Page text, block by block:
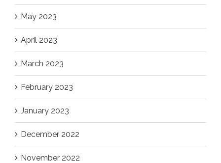
May 2023
April 2023
March 2023
February 2023
January 2023
December 2022
November 2022